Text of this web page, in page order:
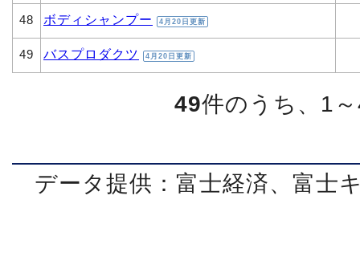
48 ボディシャンプー 4月20日更新
49 バスプロダクツ 4月20日更新
49件のうち、1
データ提供：富士経済、富士